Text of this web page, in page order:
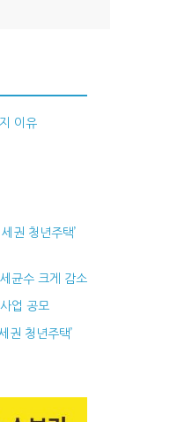
이유
권 청년주택’
균수 크게 감소
업 공모
권 청년주택’